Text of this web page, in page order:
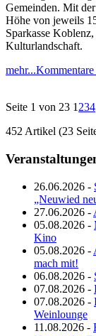
Gemeinden. Mit
Höhe von jeweils
Sparkasse
Kulturlandschaft.
mehr...
Seite 1 von 23 1234
452 Artikel (23
26.06.2026 -
„Neuwied
27.06.2026 -
05.08.2026 -
Kino
05.08.2026 -
mach mit!
06.08.2026 -
07.08.2026 -
07.08.2026 -
Weinlounge
11.08.2026 -